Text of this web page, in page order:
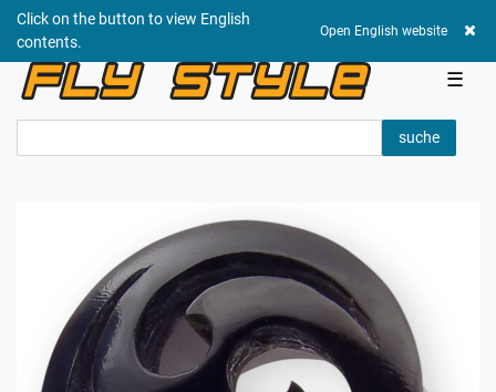
Click on the button to view English
contents.
Open English website
☰
suche